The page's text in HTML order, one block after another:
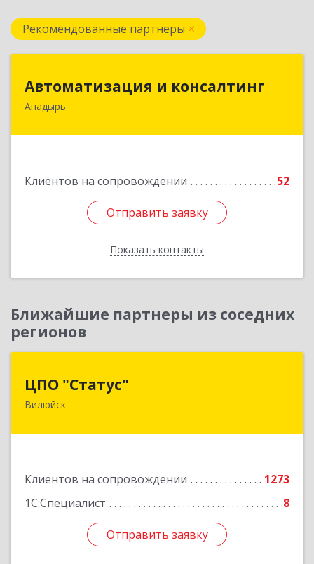
Рекомендованные партнеры
Автоматизация и консалтинг
Анадырь
Клиентов на сопровождении 52
Отправить заявку
Показать контакты
689000, Чукотский АО, Анадырь г, Мира ул, дом
Отправить заявку
Назад
Ближайшие партнеры из соседних
регионов
ЦПО "Статус"
Вилюйск
Клиентов на сопровождении
1273
1С:Специалист
8
Отправить заявку
677000, Саха /Якутия/ Респ, Якутск г, Ленина пр-
Отправить заявку